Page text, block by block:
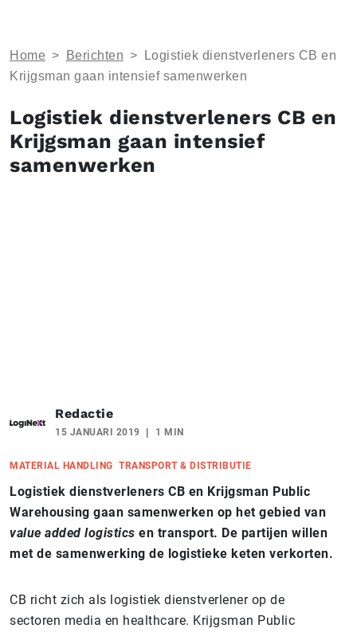
Home > Berichten >
Logistiek dienstverleners CB en
Krijgsman gaan intensief samenwerken
Logistiek dienstverleners CB en
Krijgsman gaan intensief
samenwerken
Redactie
15 JANUARI 2019 1 MIN
MATERIAL HANDLING TRANSPORT & DISTRIBUTIE
Logistiek dienstverleners CB en Krijgsman Public
Warehousing gaan samenwerken op het gebied van
value added logistics en transport. De partijen willen
met de samenwerking de logistieke keten verkorten.
CB richt zich als logistiek dienstverlener op de
sectoren media en healthcare. Krijgsman Public